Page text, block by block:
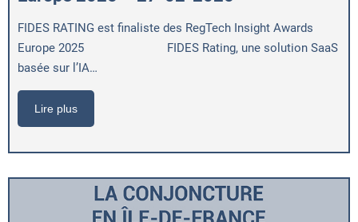
FIDES RATING est finaliste des RegTech Insight Awards
Europe 2025 FIDES Rating, une solution SaaS
basée sur l’IA…
Lire plus